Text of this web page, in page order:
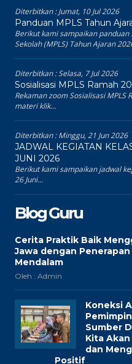
Diterbitkan :Jumat, 10 Jul 2026
Panduan MPLS Tahun
Berikut kami sampaikan
Sekolah (MPLS) Tahun Ajaran
Diterbitkan :Selasa, 7 Jul 2026
Sosialisasi MPLS Ramah
Rekaman zoom Sosialisasi MPLS
materi klik...
Diterbitkan :Minggu, 21 Jun 2026
JADWAL KEGIATAN
JUNI 2026
Berikut kami sampaikan jadwal
26 Juni...
Blog Guru
Cerita Praktik Baik
Jawa dengan
Mendalam
Oleh : Admin
Koneksi
Sumber
Kita
dan
Positif